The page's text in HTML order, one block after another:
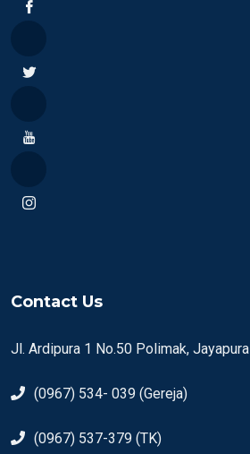
Contact Us
Jl. Ardipura 1 No.50 Polimak, Jayapura
(0967) 534- 039 (Gereja)
(0967) 537-379 (TK)